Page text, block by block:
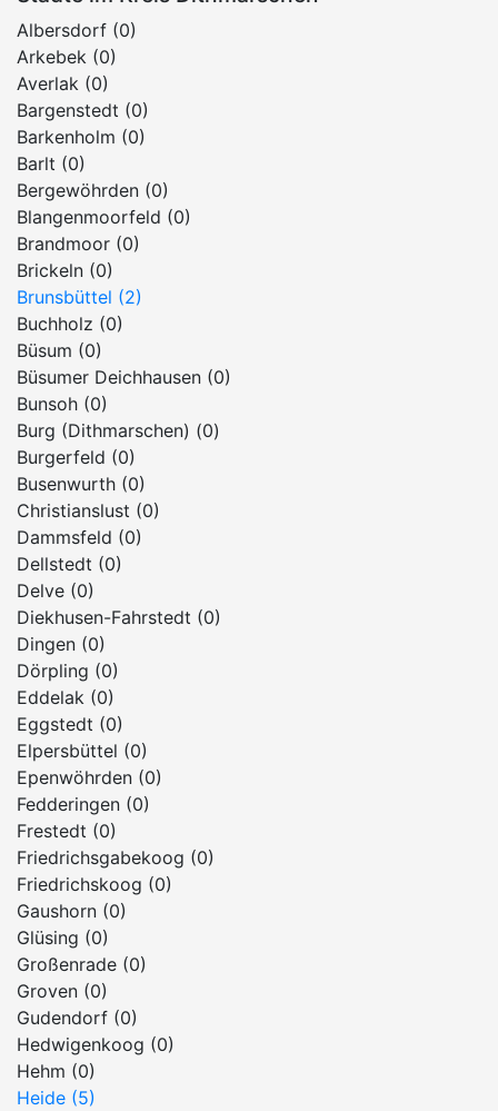
Albersdorf (0)
Arkebek (0)
Averlak (0)
Bargenstedt (0)
Barkenholm (0)
Barlt (0)
Bergewöhrden (0)
Blangenmoorfeld (0)
Brandmoor (0)
Brickeln (0)
Brunsbüttel (2)
Buchholz (0)
Büsum (0)
Büsumer Deichhausen (0)
Bunsoh (0)
Burg (Dithmarschen) (0)
Burgerfeld (0)
Busenwurth (0)
Christianslust (0)
Dammsfeld (0)
Dellstedt (0)
Delve (0)
Diekhusen-Fahrstedt (0)
Dingen (0)
Dörpling (0)
Eddelak (0)
Eggstedt (0)
Elpersbüttel (0)
Epenwöhrden (0)
Fedderingen (0)
Frestedt (0)
Friedrichsgabekoog (0)
Friedrichskoog (0)
Gaushorn (0)
Glüsing (0)
Großenrade (0)
Groven (0)
Gudendorf (0)
Hedwigenkoog (0)
Hehm (0)
Heide (5)